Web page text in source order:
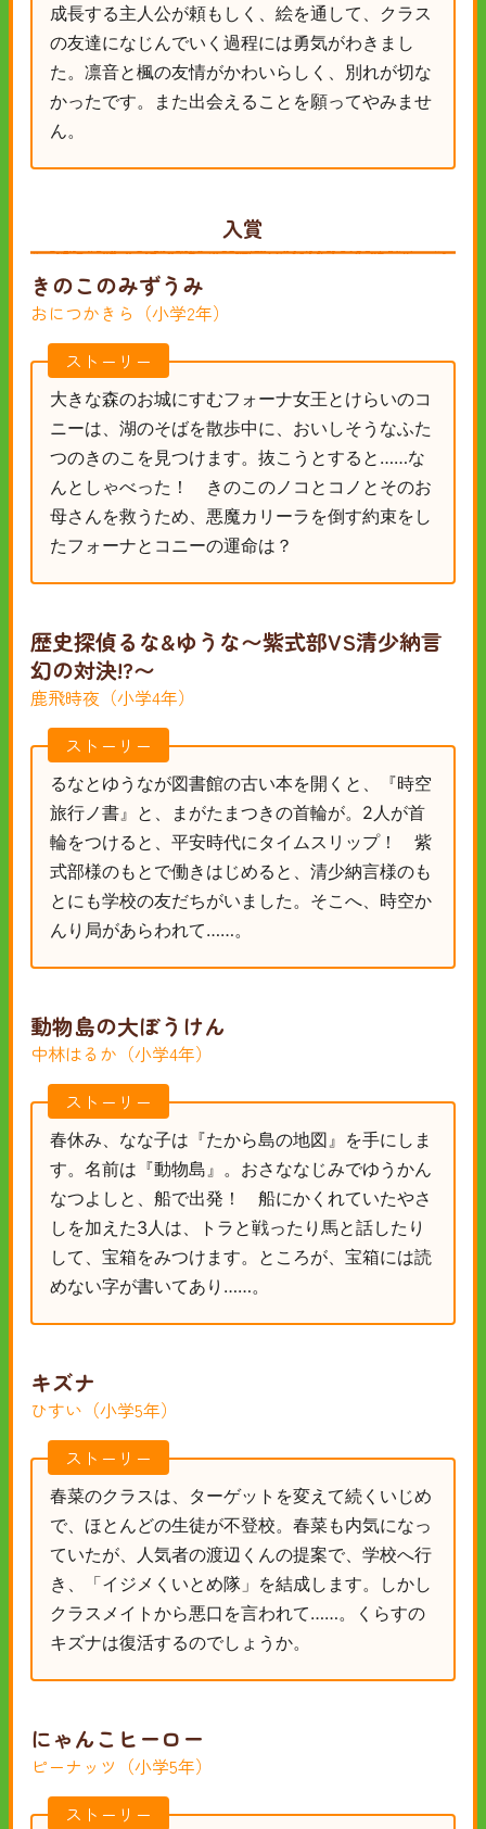
成長する主人公が頼もしく、絵を通して、クラス
の友達になじんでいく過程には勇気がわきまし
た。凛音と楓の友情がかわいらしく、別れが切な
かったです。また出会えることを願ってやみませ
ん。
入賞
きのこのみずうみ
おにつかきら（小学2年）
ストーリー
大きな森のお城にすむフォーナ女王とけらいのコ
ニーは、湖のそばを散歩中に、おいしそうなふた
つのきのこを見つけます。抜こうとすると……な
んとしゃべった！ きのこのノコとコノとそのお
母さんを救うため、悪魔カリーラを倒す約束をし
たフォーナとコニーの運命は？
歴史探偵るな&ゆうな〜紫式部VS清少納言
幻の対決!?〜
鹿飛時夜（小学4年）
ストーリー
るなとゆうなが図書館の古い本を開くと、『時空
旅行ノ書』と、まがたまつきの首輪が。2人が首
輪をつけると、平安時代にタイムスリップ！ 紫
式部様のもとで働きはじめると、清少納言様のも
とにも学校の友だちがいました。そこへ、時空か
んり局があらわれて……。
動物島の大ぼうけん
中林はるか（小学4年）
ストーリー
春休み、なな子は『たから島の地図』を手にしま
す。名前は『動物島』。おさななじみでゆうかん
なつよしと、船で出発！ 船にかくれていたやさ
しを加えた3人は、トラと戦ったり馬と話したり
して、宝箱をみつけます。ところが、宝箱には読
めない字が書いてあり……。
キズナ
ひすい（小学5年）
ストーリー
春菜のクラスは、ターゲットを変えて続くいじめ
で、ほとんどの生徒が不登校。春菜も内気になっ
ていたが、人気者の渡辺くんの提案で、学校へ行
き、「イジメくいとめ隊」を結成します。しかし
クラスメイトから悪口を言われて……。くらすの
キズナは復活するのでしょうか。
にゃんこヒーロー
ピーナッツ（小学5年）
ストーリー